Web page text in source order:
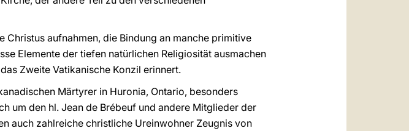
Christus aufnahmen, die Bindung an manche primitive
Elemente der tiefen natürlichen Religiosität ausmachen
Zweite Vatikanische Konzil erinnert.
Märtyrer in Huronia, Ontario, besonders
um den hl. Jean de Brébeuf und andere Mitglieder der
auch zahlreiche christliche Ureinwohner Zeugnis von